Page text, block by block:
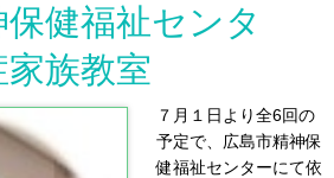
健福祉センタ
族教室
７月１日より全6回の
予定で、広島市精神保
健福祉センターにて依